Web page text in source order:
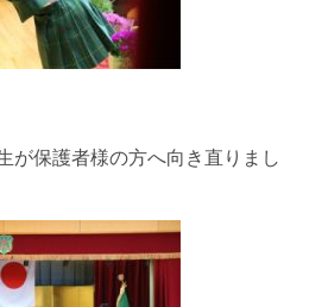
が保護者様の方へ向き直りまし